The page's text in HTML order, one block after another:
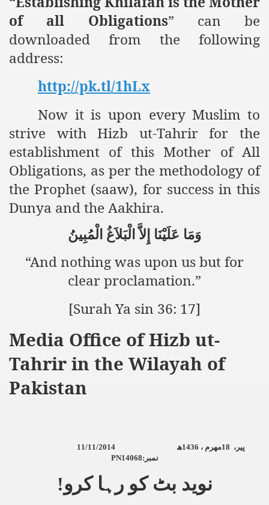
of all Obligations” can be
downloaded from the following
address:
http://pk.tl/1hLx
Now it is upon every Muslim to
strive with Hizb ut-Tahrir for the
establishment of this Mother of All
Obligations, as per the methodology of
the Prophet (saaw), for success in this
Dunya and the Aakhira.
وَمَا عَلَيْنَا إِلاَّ الْبَلاَغُ الْمُبِينُ
“And nothing was upon us but for
clear proclamation.”
[Surah Ya sin 36: 17]
Media Office of Hizb ut-
Tahrir in the Wilayah of
Pakistan
پیر، 18مھرم ، 1436ھ
11/11/2014
نمبر PN14068:
نوید بٹ کو رہا کرو!